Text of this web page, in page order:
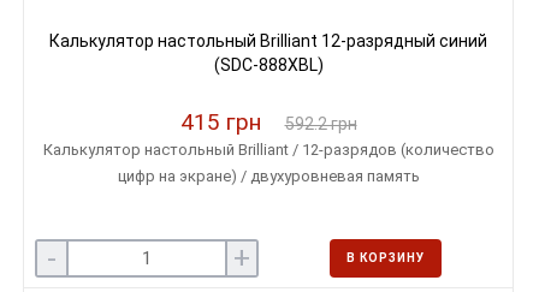
Калькулятор настольный Brilliant 12-разрядный синий
(SDC-888XBL)
415 грн 592.2 грн
Калькулятор настольный Brilliant / 12-разрядов (количество
цифр на экране) / двухуровневая память
- + В КОРЗИНУ